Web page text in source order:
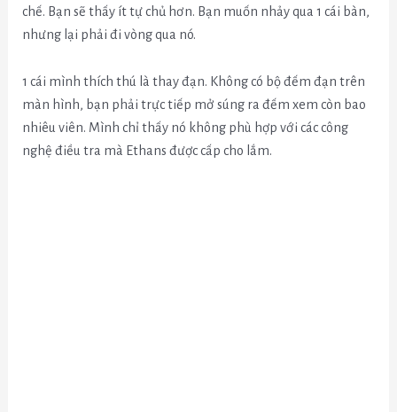
chế. Bạn sẽ thấy ít tự chủ hơn. Bạn muốn nhảy qua 1 cái bàn,
nhưng lại phải đi vòng qua nó.
1 cái mình thích thú là thay đạn. Không có bộ đếm đạn trên
màn hình, bạn phải trực tiếp mở súng ra đếm xem còn bao
nhiêu viên. Mình chỉ thấy nó không phù hợp với các công
nghệ điều tra mà Ethans được cấp cho lắm.